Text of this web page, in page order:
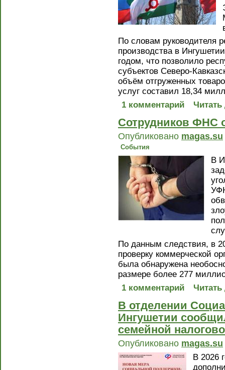
По словам руководителя
производства в
годом, что позволило
субъектов Северо-
объём отгруженных
услуг составил 18,34
1 комментарий
Читать
Сотрудников ФНС
Опубликовано magas.su
События
В
По данным следствия, в
проверку коммерческой
была обнаружена
размере более 277
1 комментарий
Читать
В отделении
Ингушетии
семейной
Опубликовано magas.su
В 2026